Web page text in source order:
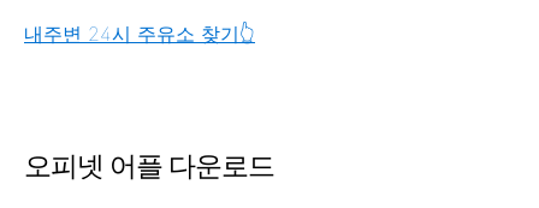
내주변 24시 주유소 찾기👆️
오피넷 어플 다운로드